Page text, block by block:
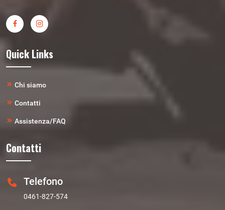
Quick Links
Chi siamo
Contatti
Assistenza/FAQ
Contatti
Telefono
0461-827-574